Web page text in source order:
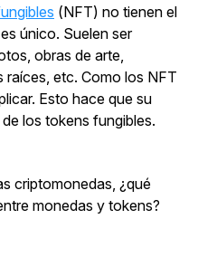
(NFT) no tienen el
único. Suelen ser
obras de arte,
etc. Como los NFT
Esto hace que su
los tokens fungibles.
criptomonedas, ¿qué
monedas y tokens?